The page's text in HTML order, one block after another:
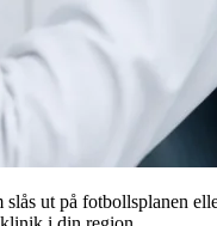
ut på fotbollsplanen